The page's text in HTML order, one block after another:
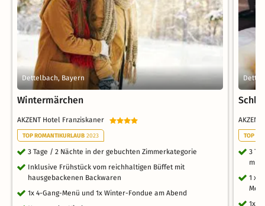
Dettelbach, Bayern
Wintermärchen
AKZENT Hotel Franziskaner
TOP ROMANTIKURLAUB 2023
3 Tage / 2 Nächte in der gebuchten Zimmerkategorie
Inklusive Frühstück vom reichhaltigen Büffet mit
hausgebackenen Backwaren
1x 4-Gang-Menü und 1x Winter-Fondue am Abend
TOP
3
mit
1 x
1x